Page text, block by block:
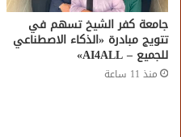
جامعة كفر الشيخ تسهم في
تتويج مبادرة «الذكاء الاصطناعي
للجميع – AI4ALL»
منذ 11 ساعة